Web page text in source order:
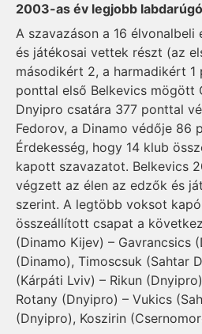
2003-as év legjobb
A szavazáson a 16
és játékosai vettek részt (az
másodikért 2, a harmadikért 1
ponttal első Belkevics mögött
Dnyipro csatára 377 ponttal
Fedorov, a Dinamo védője 86
Érdekesség, hogy 14 klub
kapott szavazatot. Belkevics
végzett az élen az edzők és
szerint. A legtöbb voksot
összeállított csapat a
(Dinamo Kijev) – Gavrancsics
(Dinamo), Timoscsuk (Sahtar
(Kárpáti Lviv) – Rikun
Rotany (Dnyipro) – Vukics
(Dnyipro), Koszirin